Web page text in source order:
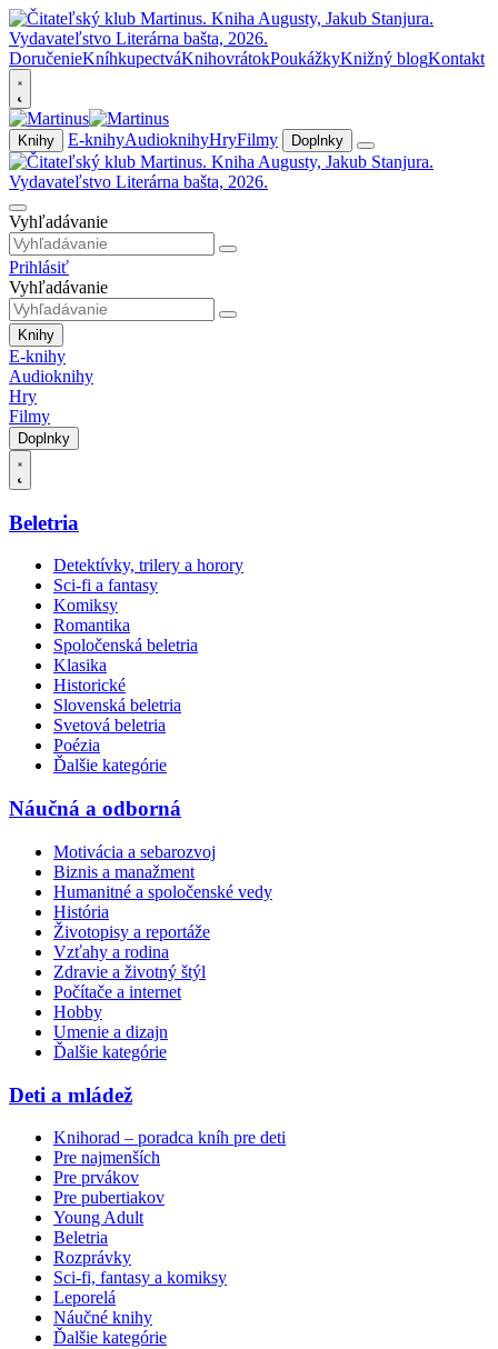
DoručenieKníhkupectváKnihovrátokPoukážkyKnižný blogKontakt
Knihy E-knihyAudioknihyHryFilmy Doplnky
Vyhľadávanie
Prihlásiť
Vyhľadávanie
Knihy
E-knihy
Audioknihy
Hry
Filmy
Doplnky
Beletria
Detektívky, trilery a horory
Sci-fi a fantasy
Komiksy
Romantika
Spoločenská beletria
Klasika
Historické
Slovenská beletria
Svetová beletria
Poézia
Ďalšie kategórie
Náučná a odborná
Motivácia a sebarozvoj
Biznis a manažment
Humanitné a spoločenské vedy
História
Životopisy a reportáže
Vzťahy a rodina
Zdravie a životný štýl
Počítače a internet
Hobby
Umenie a dizajn
Ďalšie kategórie
Deti a mládež
Knihorad – poradca kníh pre deti
Pre najmenších
Pre prvákov
Pre pubertiakov
Young Adult
Beletria
Rozprávky
Sci-fi, fantasy a komiksy
Leporelá
Náučné knihy
Ďalšie kategórie